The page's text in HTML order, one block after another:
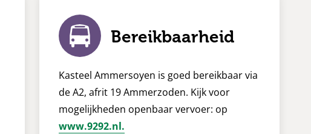
Bereikbaarheid
Kasteel Ammersoyen is goed bereikbaar via
de A2, afrit 19 Ammerzoden. Kijk voor
mogelijkheden openbaar vervoer: op
www.9292.nl.